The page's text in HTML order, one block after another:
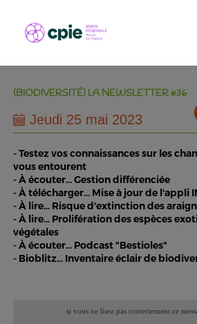
(BIODIVERSITÉ) LA NEWSLETTER #36
Jeudi 25 mai 2023
- Testez vos connaissances sur les
vous entourent
- À écouter... Gestion différenciée
- À télécharger... Mise à jour de l'appli
- À lire... Risque d'extinction des
- À lire... Prolifération des espèces
végétales
- À écouter... Podcast "Bestioles"
- Bioblitz... Inventaire éclair de
si vous ne lisez pas correctement ce